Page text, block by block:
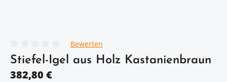
Durchschnittliche Bewertung von 0 von 5 Sternen
Bewerten
Stiefel-Igel aus Holz Kastanienbraun
Regulärer Preis:
382,80 €